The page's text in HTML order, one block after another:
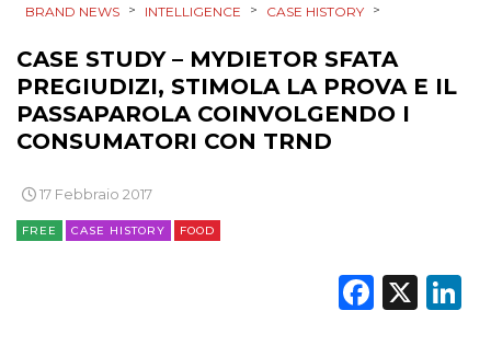
BRAND NEWS > INTELLIGENCE > CASE HISTORY >
CASE STUDY – MYDIETOR SFATA
PREGIUDIZI, STIMOLA LA PROVA E IL
PASSAPAROLA COINVOLGENDO I
CONSUMATORI CON TRND
17 Febbraio 2017
FREE CASE HISTORY FOOD
X